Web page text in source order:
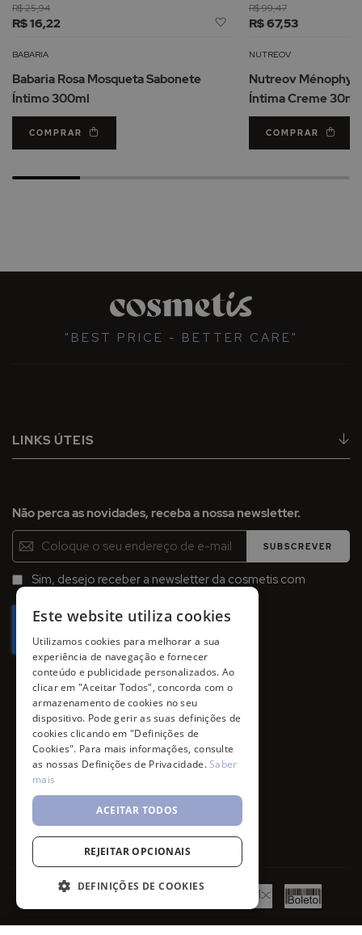
R$ 16,22
R$ 25,94
Adicionar
Lista
Desejos
BABARIA
Babaria Rosa Mosqueta Sabonete
Íntimo 300ml
COMPRAR
R$ 67,53
R$ 99,47
NUTREOV
Nutreov
Íntima Creme 30ml
COMPRAR
"BEST PRICE - BETTER CARE"
LINKS ÚTEIS
Não perca as novidades, receba a nossa newsletter.
Inscreva-
se
na
Newsletter:
SUBSCREVER
Sim, desejo receber a newsletter da cosmetis com
Este website utiliza cookies
Utilizamos cookies para melhorar a sua
experiência de navegação e fornecer
conteúdo e publicidade personalizados. Ao
clicar em "Aceitar Todos", concorda com o
armazenamento de cookies no seu
dispositivo. Pode gerir as suas definições de
cookies clicando em "Definições de
Cookies". Para mais informações, consulte
as nossas Definições de Privacidade.Saber
mais
ACEITAR TODOS
REJEITAR OPCIONAIS
DEFINIÇÕES DE COOKIES